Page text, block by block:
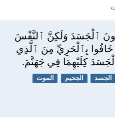
ٱلْجَسَدَ وَلَكِنَّ ٱلنَّفْسَ
خَافُوا بِٱلْحَرِيِّ مِنَ ٱلَّذِي
كِلَيْهِمَا فِي جَهَنَّمَ.
الجسد الجحيم الموت